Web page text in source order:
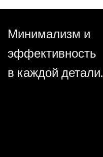
Минимализм и
эффективность
в каждой детали.